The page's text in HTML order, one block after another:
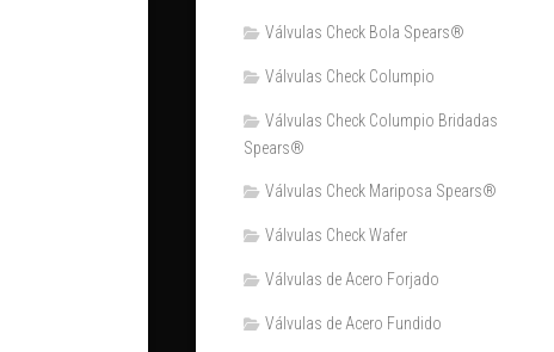
Válvulas Check Bola Spears®
Válvulas Check Columpio
Válvulas Check Columpio Bridadas
Spears®
Válvulas Check Mariposa Spears®
Válvulas Check Wafer
Válvulas de Acero Forjado
Válvulas de Acero Fundido